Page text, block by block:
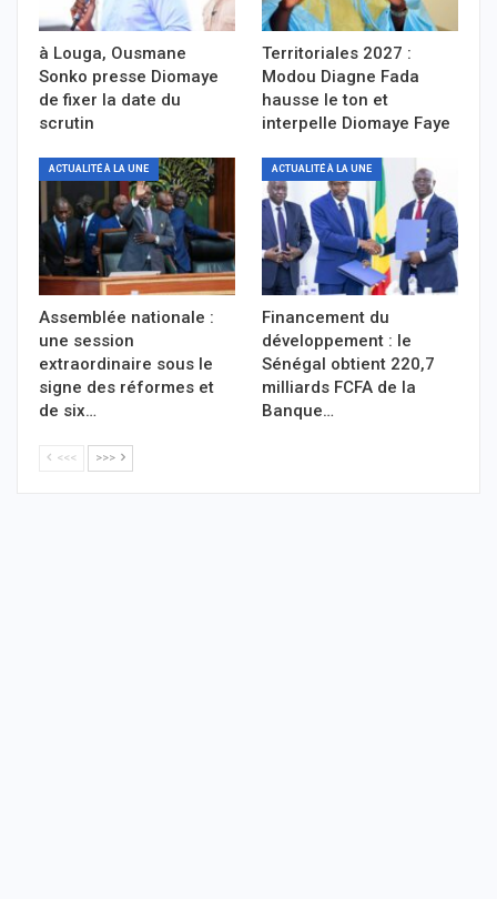
à Louga, Ousmane
Sonko presse Diomaye
de fixer la date du
scrutin
Territoriales 2027 :
Modou Diagne Fada
hausse le ton et
interpelle Diomaye Faye
ACTUALITÉ À LA UNE
Assemblée nationale :
une session
extraordinaire sous le
signe des réformes et
de six…
ACTUALITÉ À LA UNE
Financement du
développement : le
Sénégal obtient 220,7
milliards FCFA de la
Banque…
<<< >>>